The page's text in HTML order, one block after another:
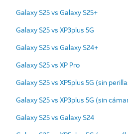
Galaxy S25 vs Galaxy S25+
Galaxy S25 vs XP3plus 5G
Galaxy S25 vs Galaxy S24+
Galaxy S25 vs XP Pro
Galaxy S25 vs XP5plus 5G (sin
Galaxy S25 vs XP3plus 5G (sin
Galaxy S25 vs Galaxy S24